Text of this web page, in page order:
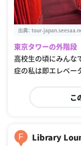
出典： tour-
東京タワーの外階段
高校生の頃にみんな
症の私は即エレベー
こ
F Library